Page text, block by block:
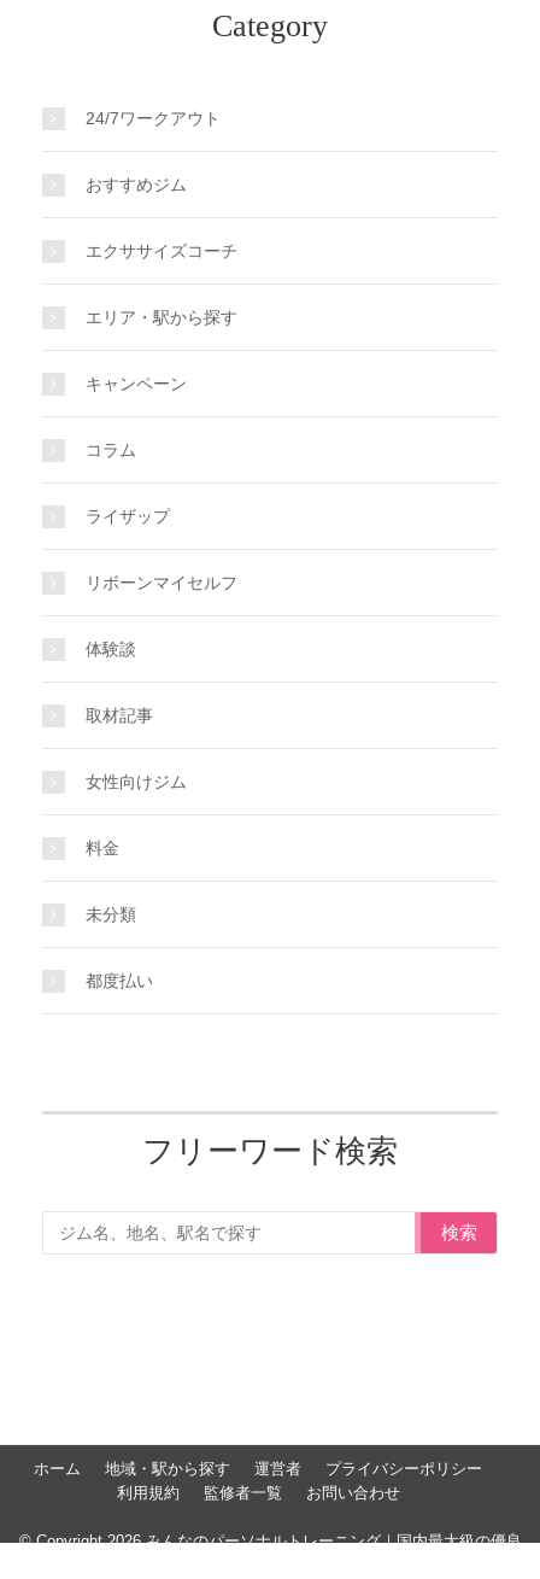
Category
24/7ワークアウト
おすすめジム
エクササイズコーチ
エリア・駅から探す
キャンペーン
コラム
ライザップ
リボーンマイセルフ
体験談
取材記事
女性向けジム
料金
未分類
都度払い
フリーワード検索
検索
ホーム 地域・駅から探す 運営者
プライバシーポリシー
利用規約
監修者一覧 お問い合わせ
© Copyright 2026 みんなのパーソナルトレーニング｜国内最大級の優良